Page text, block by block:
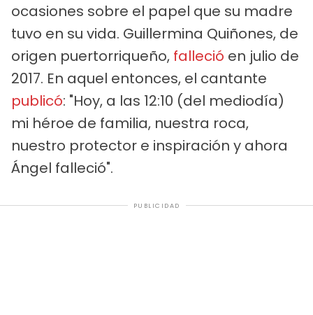
ocasiones sobre el papel que su madre
tuvo en su vida. Guillermina Quiñones, de
origen puertorriqueño, falleció en julio de
2017. En aquel entonces, el cantante
publicó: "Hoy, a las 12:10 (del mediodía)
mi héroe de familia, nuestra roca,
nuestro protector e inspiración y ahora
Ángel falleció".
PUBLICIDAD